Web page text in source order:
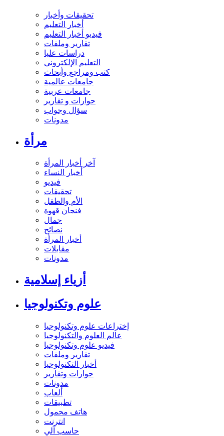
تحقيقات وأخبار
أخبار التعليم
فيديو أخبار التعليم
تقارير وملفات
دراسات عليا
التعليم الإلكتروني
كتب ومراجع وأبحاث
جامعات عالمية
جامعات عربية
حوارات و تقارير
سؤال وجواب
مدونات
مرأة
آخر أخبار المرأة
أخبار النساء
فيديو
تحقيقات
الأم والطفل
فنجان قهوة
جمال
نصائح
أخبار المرأة
مقابلات
مدونات
أزياء إسلامية
علوم وتكنولوجيا
إختراعات علوم وتكنولوجيا
عالم العلوم والتكنولوجيا
فيديو علوم وتكنولوجيا
تقارير وملفات
أخبار التكنولوجيا
حوارات وتقارير
مدونات
ألعاب
تطبيقات
هاتف محمول
انترنت
حاسب آلي